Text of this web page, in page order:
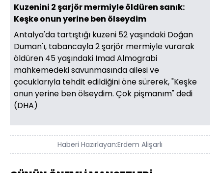
Kuzenini 2 şarjör mermiyle öldüren sanık:
Keşke onun yerine ben ölseydim
Antalya'da tartıştığı kuzeni 52 yaşındaki Doğan
Duman'ı, tabancayla 2 şarjör mermiyle vurarak
öldüren 45 yaşındaki Imad Almograbi
mahkemedeki savunmasında ailesi ve
çocuklarıyla tehdit edildiğini öne sürerek, "Keşke
onun yerine ben ölseydim. Çok pişmanım" dedi
(DHA)
Haberi Hazırlayan:Erdem Alişarlı